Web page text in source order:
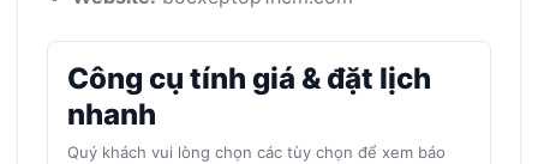
Công cụ tính giá & đặt lịch
nhanh
Quý khách vui lòng chọn các tùy chọn để xem báo